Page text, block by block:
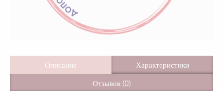
Описание
Характеристики
Отзывов (0)